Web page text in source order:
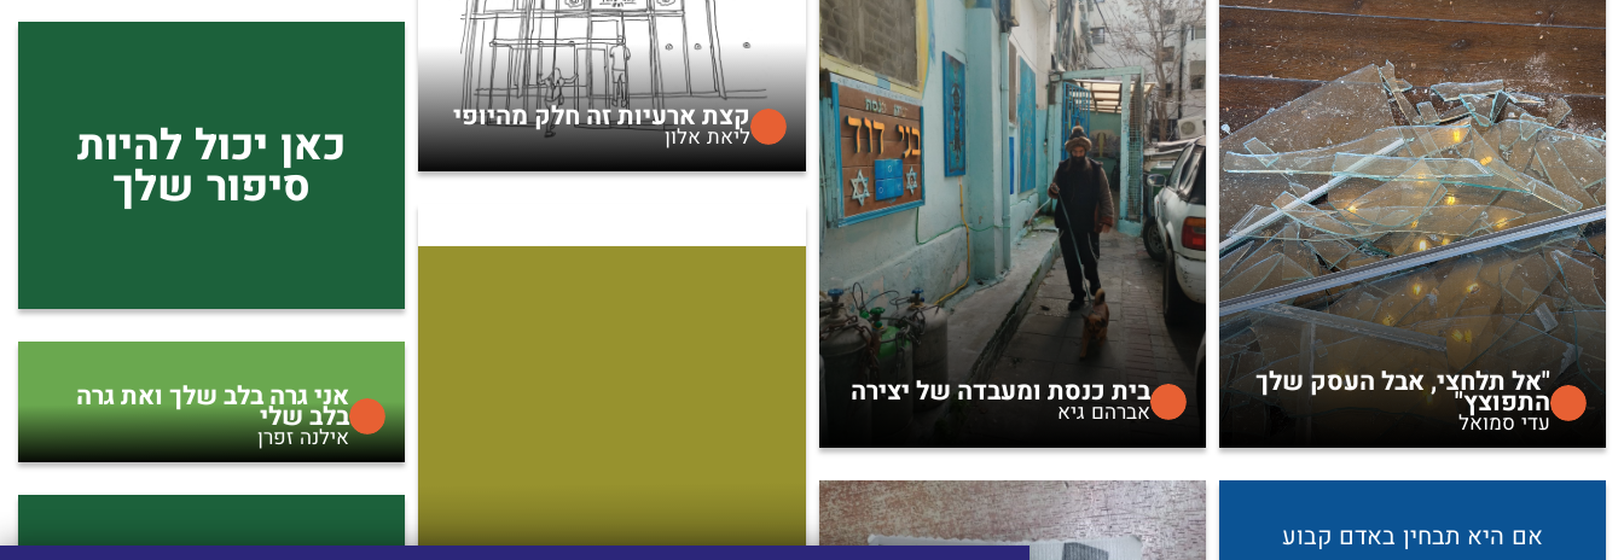
"אל תלחצי, אבל העסק שלך
התפוצץ"
עדי סמואל
אם היא תבחין באדם קבוע
בית כנסת ומעבדה של יצירה
אברהם גיא
קצת ארעיות זה חלק מהיופי
ליאת אלון
כאן יכול להיות
סיפור שלך